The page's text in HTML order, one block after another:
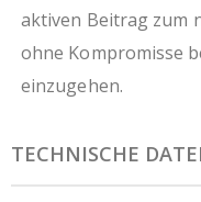
aktiven Beitrag zum
ohne Kompromisse
einzugehen.
TECHNISCHE